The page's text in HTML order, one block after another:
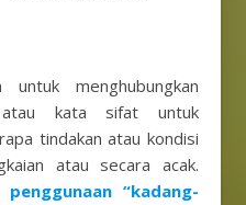
untuk menghubungkan
kata sifat untuk
tindakan atau kondisi
atau secara acak.
penggunaan “kadang-